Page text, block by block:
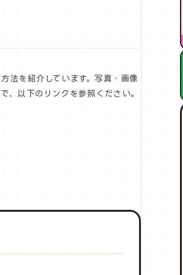
法を紹介しています。写真・画像
、以下のリンクを参照ください。